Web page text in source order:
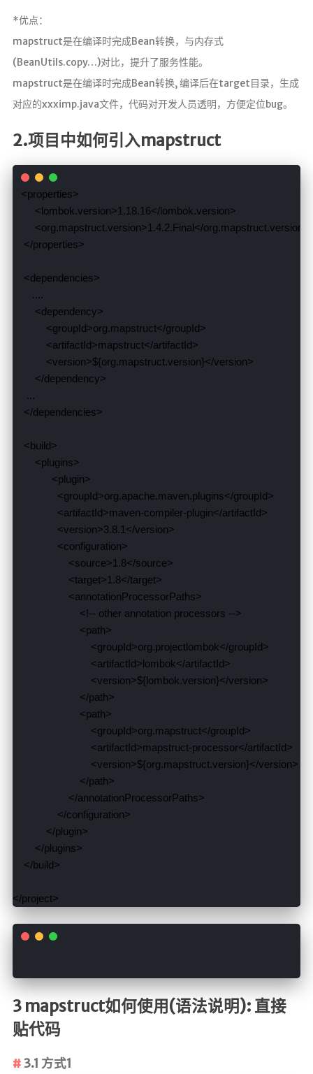
*优点：
mapstruct是在编译时完成Bean转换，与内存式
(BeanUtils.copy…)对比，提升了服务性能。
mapstruct是在编译时完成Bean转换, 编译后在target目录，生成
对应的xxximp.java文件，代码对开发人员透明，方便定位bug。
2.项目中如何引入mapstruct
   <properties>
        <lombok.version>
1.18.16
        <org.mapstruct.version>
1.4.2.Final
            <groupId>
org.mapstruct
            <artifactId>
mapstruct
            <version>
${org.mapstruct.version}
                <groupId>
org.apache.maven.plugins
                <artifactId>
maven-compiler-plugin
                <version>
3.8.1
                    <source>
1.8
                    <target>
1.8
                            <groupId>
org.projectlombok
                            <artifactId>
lombok
                            <version>
${lombok.version}
                            <groupId>
org.mapstruct
                            <artifactId>
mapstruct-processor
                            <version>
${org.mapstruct.version}
3 mapstruct如何使用(语法说明): 直接
贴代码
3.1 方式1
开往